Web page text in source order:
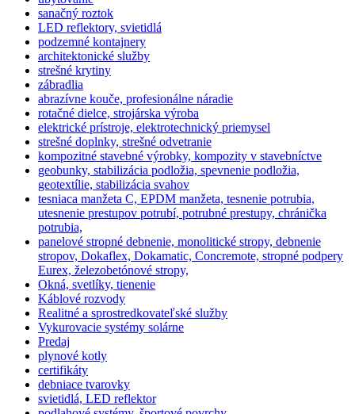
sanačný roztok
LED reflektory, svietidlá
podzemné kontajnery
architektonické služby
strešné krytiny
zábradlia
abrazívne kouče, profesionálne náradie
rotačné dielce, strojárska výroba
elektrické prístroje, elektrotechnický priemysel
strešné doplnky, strešné odvetranie
kompozitné stavebné výrobky, kompozity v stavebníctve
geobunky, stabilizácia podložia, spevnenie podložia,
geotextílie, stabilizácia svahov
tesniaca manžeta C, EPDM manžeta, tesnenie potrubia,
utesnenie prestupov potrubí, potrubné prestupy, chránička
potrubia,
panelové stropné debnenie, monolitické stropy, debnenie
stropov, Dokaflex, Dokamatic, Concremote, stropné podpery
Eurex, železobetónové stropy,
Okná, svetlíky, tienenie
Káblové rozvody
Realitné a sprostredkovateľské služby
Vykurovacie systémy solárne
Predaj
plynové kotly
certifikáty
debniace tvarovky
svietidlá, LED reflektor